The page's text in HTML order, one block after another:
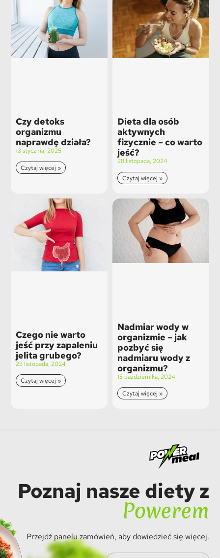
Czy detoks
organizmu
naprawdę działa?
13 stycznia, 2025
Czytaj więcej »
Dieta dla osób
aktywnych
fizycznie – co warto
jeść?
28 listopada, 2024
Czytaj więcej »
Czego nie warto
jeść przy zapaleniu
jelita grubego?
25 listopada, 2024
Czytaj więcej »
Nadmiar wody w
organizmie – jak
pozbyć się
nadmiaru wody z
organizmu?
15 października, 2024
Czytaj więcej »
Poznaj nasze diety z
Powerem
Przejdź panelu zamówień, aby dowiedzieć się więcej.